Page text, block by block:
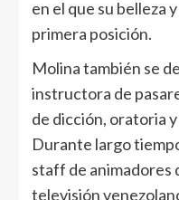
en el que su belleza
primera posición.
Molina también se
instructora de
de dicción, oratoria
Durante largo
staff de animadores
televisión